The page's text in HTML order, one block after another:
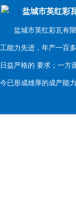
盐城市英红彩
盐城市英红彩瓦有限
工能力先进，年产一百
日益严格的 要求；一
今已形成雄厚的成产能